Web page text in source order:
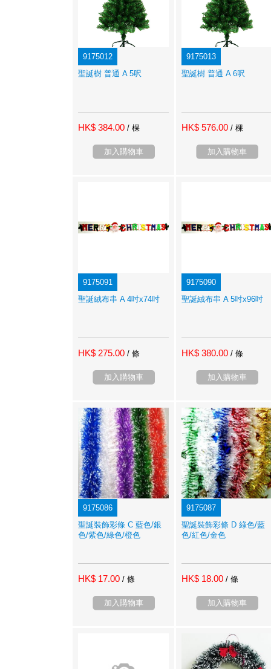
9175012
聖誕樹 普通 A 5呎
HK$ 384.00 / 棵
加入購物車
9175013
聖誕樹 普通 A 6呎
HK$ 576.00 / 棵
加入購物車
9175091
聖誕絨布串 A 4吋x74吋
HK$ 275.00 / 條
加入購物車
9175090
聖誕絨布串 A 5吋x96吋
HK$ 380.00 / 條
加入購物車
9175086
聖誕裝飾彩條 C 藍色/銀
色/紫色/綠色/橙色
HK$ 17.00 / 條
加入購物車
9175087
聖誕裝飾彩條 D 綠色/藍
色/紅色/金色
HK$ 18.00 / 條
加入購物車